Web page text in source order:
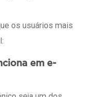
os usuários mais
em e-